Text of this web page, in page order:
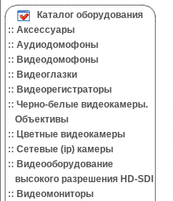
Каталог оборудования
:: Аксессуары
:: Аудиодомофоны
:: Видеодомофоны
:: Видеоглазки
:: Видеорегистраторы
:: Черно-белые видеокамеры.
Объективы
:: Цветные видеокамеры
:: Сетевые (ip) камеры
:: Видеооборудование
высокого разрешения HD-SDI
:: Видеомониторы